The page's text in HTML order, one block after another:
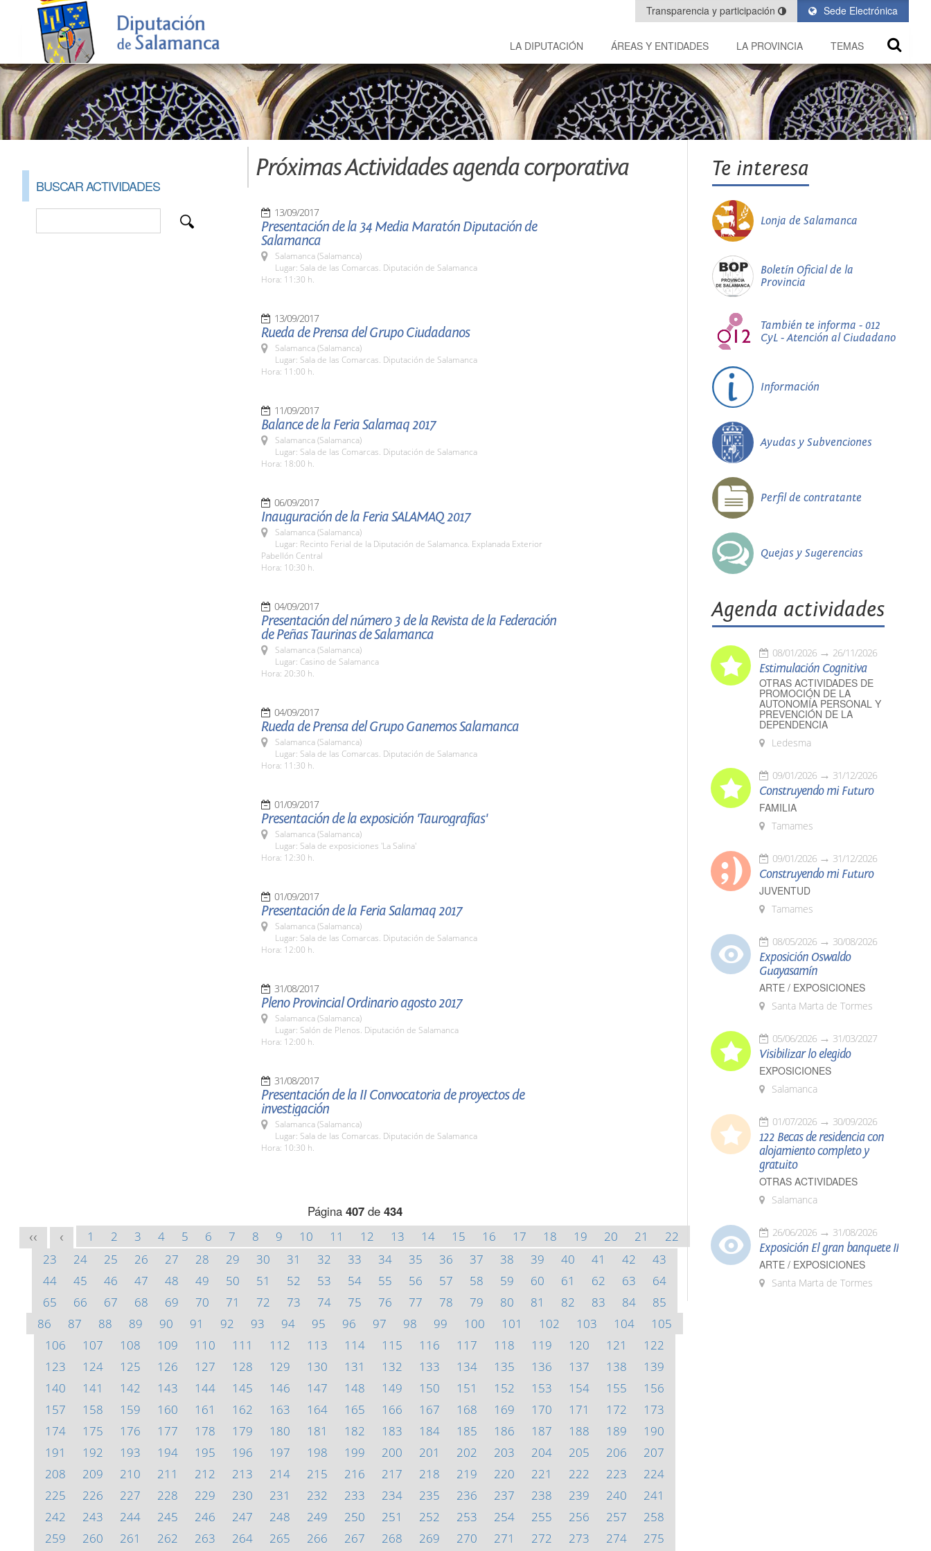
Sede Electrónica
Transparencia y participación
LA DIPUTACIÓN ÁREAS Y ENTIDADES LA PROVINCIA TEMAS
BUSCAR ACTIVIDADES
Próximas Actividades agenda corporativa
13/09/2017
Presentación de la 34 Media Maratón Diputación de
Salamanca
Salamanca (Salamanca)
Lugar: Sala de las Comarcas. Diputación de Salamanca
Hora: 11:30 h.
13/09/2017
Rueda de Prensa del Grupo Ciudadanos
Salamanca (Salamanca)
Lugar: Sala de las Comarcas. Diputación de Salamanca
Hora: 11:00 h.
11/09/2017
Balance de la Feria Salamaq 2017
Salamanca (Salamanca)
Lugar: Sala de las Comarcas. Diputación de Salamanca
Hora: 18:00 h.
06/09/2017
Inauguración de la Feria SALAMAQ 2017
Salamanca (Salamanca)
Lugar: Recinto Ferial de la Diputación de Salamanca. Explanada Exterior
Pabellón Central
Hora: 10:30 h.
04/09/2017
Presentación del número 3 de la Revista de la Federación
de Peñas Taurinas de Salamanca
Salamanca (Salamanca)
Lugar: Casino de Salamanca
Hora: 20:30 h.
04/09/2017
Rueda de Prensa del Grupo Ganemos Salamanca
Salamanca (Salamanca)
Lugar: Sala de las Comarcas. Diputación de Salamanca
Hora: 11:30 h.
01/09/2017
Presentación de la exposición 'Taurografías'
Salamanca (Salamanca)
Lugar: Sala de exposiciones 'La Salina'
Hora: 12:30 h.
01/09/2017
Presentación de la Feria Salamaq 2017
Salamanca (Salamanca)
Lugar: Sala de las Comarcas. Diputación de Salamanca
Hora: 12:00 h.
31/08/2017
Pleno Provincial Ordinario agosto 2017
Salamanca (Salamanca)
Lugar: Salón de Plenos. Diputación de Salamanca
Hora: 12:00 h.
31/08/2017
Presentación de la II Convocatoria de proyectos de
investigación
Salamanca (Salamanca)
Lugar: Sala de las Comarcas. Diputación de Salamanca
Hora: 10:30 h.
Página 407de 434
<< < 1 2 3 4 5 6 7 8 9 10 11 12 13 14 15 16 17 18 19 20 21
22
23
24 25 26 27 28 29 30 31 32 33 34 35 36 37 38 39 40 41 42
43
44
45 46 47 48 49 50 51 52 53 54 55 56 57 58 59 60 61 62 63
64
65
66 67 68 69 70 71 72 73 74 75 76 77 78 79 80 81 82 83 84
85
86
87 88 89 90 91 92 93 94 95 96 97 98 99 100 101 102 103 104
105
106
107 108 109 110 111 112 113 114 115 116 117 118 119 120 121
122
123
124 125 126 127 128 129 130 131 132 133 134 135 136 137 138
139
140
141 142 143 144 145 146 147 148 149 150 151 152 153 154 155
156
157
158 159 160 161 162 163 164 165 166 167 168 169 170 171 172
173
174
175 176 177 178 179 180 181 182 183 184 185 186 187 188 189
190
191
192 193 194 195 196 197 198 199 200 201 202 203 204 205 206
207
208
209 210 211 212 213 214 215 216 217 218 219 220 221 222 223
224
225
226 227 228 229 230 231 232 233 234 235 236 237 238 239 240
241
242
243 244 245 246 247 248 249 250 251 252 253 254 255 256 257
258
259
260 261 262 263 264 265 266 267 268 269 270 271 272 273 274 275
Te interesa
Lonja de Salamanca
Boletín Oficial de la
Provincia
También te informa - 012
CyL - Atención al Ciudadano
Información
Ayudas y Subvenciones
Perfil de contratante
Quejas y Sugerencias
Agenda actividades
08/01/2026 26/11/2026
Estimulación Cognitiva
OTRAS ACTIVIDADES DE
PROMOCIÓN DE LA
AUTONOMÍA PERSONAL Y
PREVENCIÓN DE LA
DEPENDENCIA
Ledesma
09/01/2026 31/12/2026
Construyendo mi Futuro
FAMILIA
Tamames
09/01/2026 31/12/2026
Construyendo mi Futuro
JUVENTUD
Tamames
08/05/2026 30/08/2026
Exposición Oswaldo
Guayasamín
ARTE / EXPOSICIONES
Santa Marta de Tormes
05/06/2026 31/03/2027
Visibilizar lo elegido
EXPOSICIONES
Salamanca
01/07/2026 30/09/2026
122 Becas de residencia con
alojamiento completo y
gratuito
OTRAS ACTIVIDADES
Salamanca
26/06/2026 31/08/2026
Exposición El gran banquete II
ARTE / EXPOSICIONES
Santa Marta de Tormes